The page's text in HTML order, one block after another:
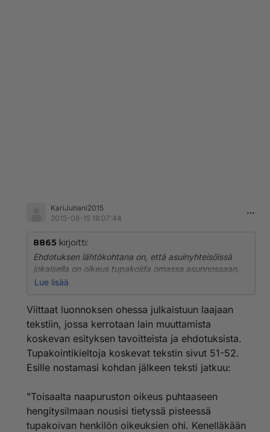
KariJuhani2015
2015-08-15 18:07:44
8865 kirjoitti:
Ehdotuksen lähtökohtana on, että asuinyhteisöissä
jokaisella on oikeus tupakoida omassa asunnossaan,
parvekkeellaan ja ulkoalueellaan, jos se ei aiheuta
tupakointikieltoa kaikilla Suomen parvekkeilla ei voida
säätää. Jos tupakointi esimerkiksi
ylimmän kerroksen avoparvekkeella ei haittaa ketään,
tupakointikieltoon ei ole tarvetta. Lainsäädännöllä ei
myöskään ole syytä puuttua tilapäiseen ja
vähämerkityksiseen tupakansavun aiheuttamaan
rappukäytävään pääsee hajua oven aukaisulla tai
naapurin tupakansavun haistaa parvekkeella juuri ja
juuri, jos tuulee tietystä suunnasta.
Lue lisää
Viittaat luonnoksen ohessa julkaistuun laajaan
tekstiin, jossa kerrotaan lain muuttamista
koskevan esityksen tavoitteista ja ehdotuksista.
Tupakointikieltoja koskevat tekstin sivut 51-52.
Esille nostamasi kohdan jälkeen teksti jatkuu:
"Toisaalta naapuruston oikeus puhtaaseen
hengitysilmaan nousisi tietyssä pisteessä
tupakoivan henkilön oikeuksien ohi. Kenelläkään